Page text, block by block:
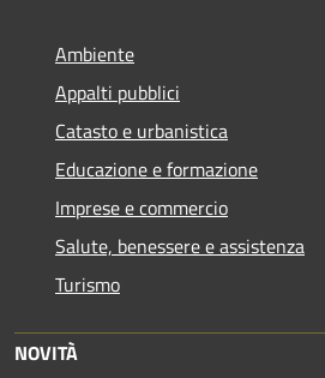
Ambiente
Appalti pubblici
Catasto e urbanistica
Educazione e formazione
Imprese e commercio
Salute, benessere e assistenza
Turismo
NOVITÀ